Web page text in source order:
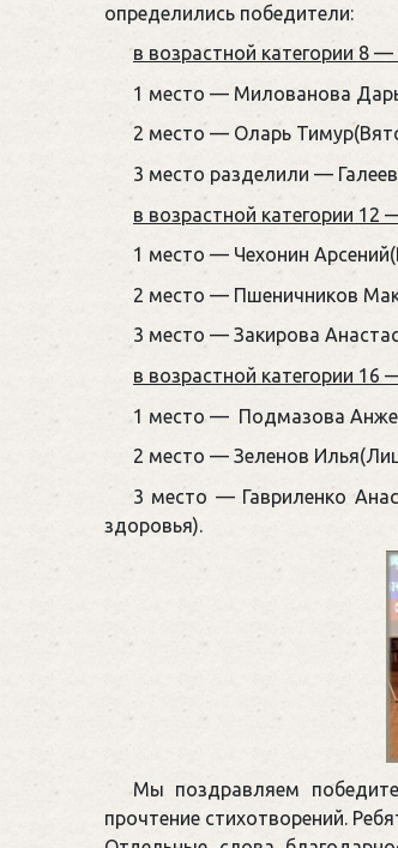
определились победители:
в возрастной категории 8 —
1 место — Милованова
2 место — Оларь
3 место разделили —
в возрастной категории 12
1 место — Чехонин
2 место — Пшеничников
3 место — Закирова
в возрастной категории 16
1 место — Подмазова
2 место — Зеленов
3 место — Гавриленко
здоровья).
Мы поздравляем
прочтение стихотворений.